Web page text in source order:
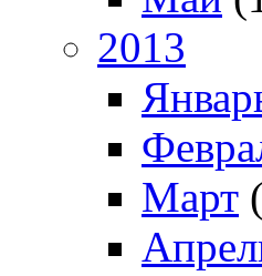
2013
Март